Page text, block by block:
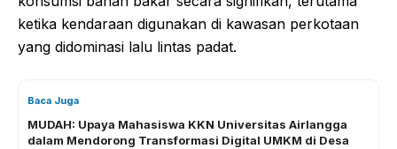
ketika kendaraan digunakan di kawasan perkotaan
yang didominasi lalu lintas padat.
Baca Juga
MUDAH: Upaya Mahasiswa KKN Universitas Airlangga
dalam Mendorong Transformasi Digital UMKM di Desa